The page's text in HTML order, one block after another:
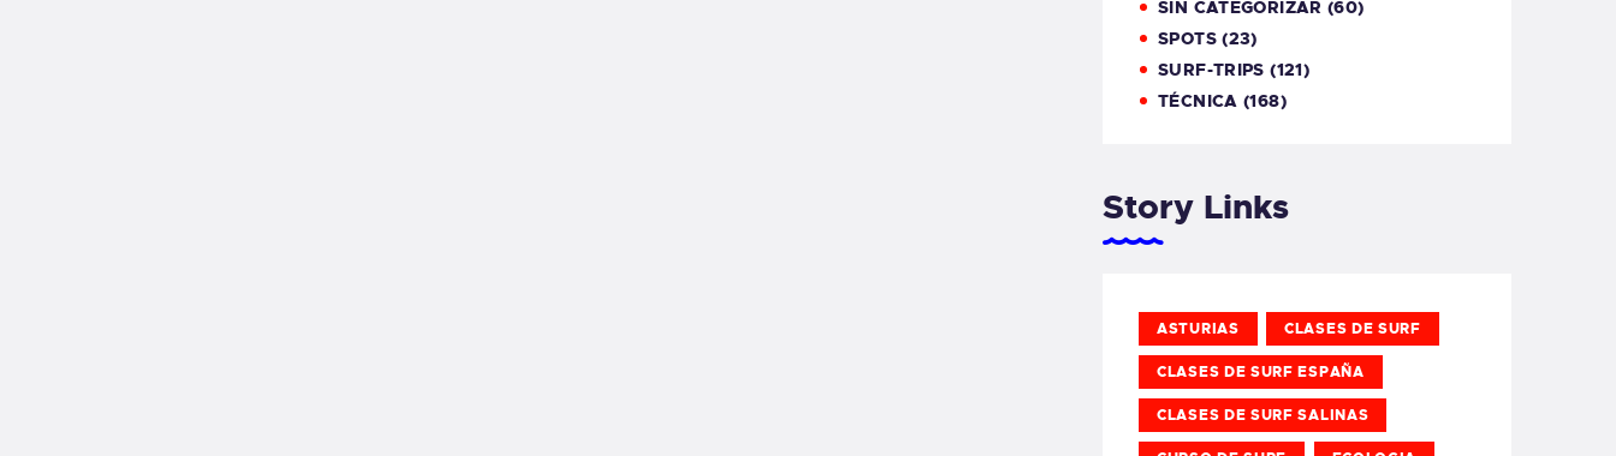
SIN CATEGORIZAR (60)
SPOTS(23)
SURF-TRIPS (121)
TÉCNICA (168)
Story Links
ASTURIAS CLASES DE SURF
CLASES DE SURF ESPAÑA
CLASES DE SURF SALINAS